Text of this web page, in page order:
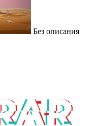
Без описания